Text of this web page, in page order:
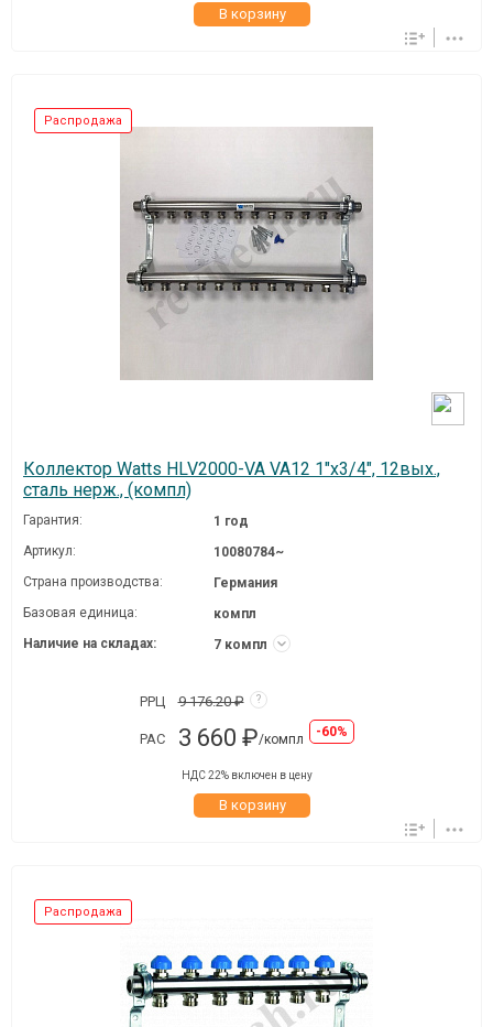
В корзину
Распродажа
Коллектор Watts HLV2000-VA VA12 1"х3/4", 12вых.,
сталь нерж., (компл)
Гарантия:
1 год
Артикул:
10080784~
Страна производства:
Германия
Базовая единица:
компл
Наличие на складах:
7 компл
РРЦ 9 176.20 ₽ ?
РАС 3 660 ₽/компл -60%
НДС 22% включен в цену
В корзину
Распродажа